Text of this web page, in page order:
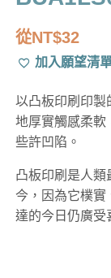
從NT$32
加入願望清
以凸板印刷印製
地厚實觸感柔軟
些許凹陷。
凸板印刷是人類
今，因為它樸實
達的今日仍廣受